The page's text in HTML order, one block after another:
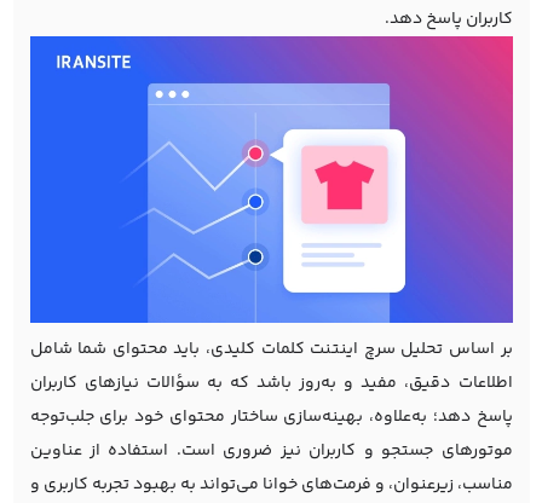
کاربران پاسخ دهد.
بر اساس تحلیل سرچ اینتنت کلمات کلیدی، باید محتوای شما شامل
اطلاعات دقیق، مفید و به‌روز باشد که به سؤالات نیازهای کاربران
پاسخ دهد؛ به‌علاوه، بهینه‌سازی ساختار محتوای خود برای جلب‌توجه
موتورهای جستجو و کاربران نیز ضروری است. استفاده از عناوین
مناسب، زیرعنوان، و فرمت‌های خوانا می‌تواند به بهبود تجربه کاربری و